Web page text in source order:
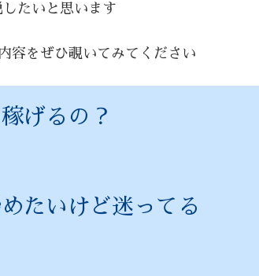
たいと思います
容をぜひ覗いてみてください
げるの？
たいけど迷ってる